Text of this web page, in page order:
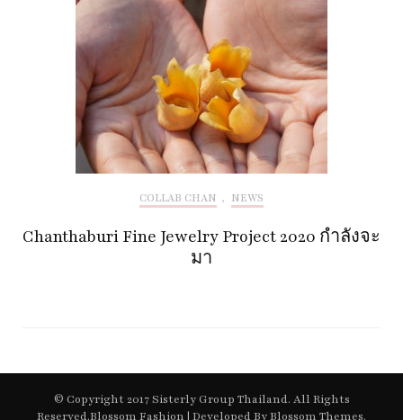
COLLAB CHAN , NEWS
Chanthaburi Fine Jewelry Project 2020 กำลังจะ
มา
© Copyright 2017 Sisterly Group Thailand. All Rights
Reserved.Blossom Fashion | Developed ByBlossom Themes.